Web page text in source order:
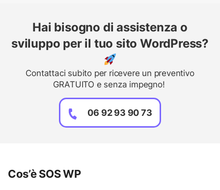
Hai bisogno di assistenza o
sviluppo per il tuo sito WordPress?
Contattaci subito per ricevere un preventivo
GRATUITO e senza impegno!
06 92 93 90 73
Cos’è SOS WP